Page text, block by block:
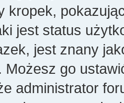
kropek,
jest status
jest znany
Możesz go
administrator